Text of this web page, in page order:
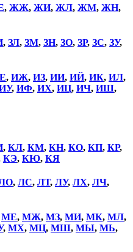
, ЖЖ, ЖИ, ЖЛ, ЖМ, ЖН,
, ЗЛ, ЗМ, ЗН, ЗО, ЗР, ЗС, ЗУ,
, ИЖ, ИЗ, ИИ, ИЙ, ИК, ИЛ,
, ИФ, ИХ, ИЦ, ИЧ, ИШ,
, КЛ, КМ, КН, КО, КП, КР,
КЭ, КЮ, КЯ
, ЛС, ЛТ, ЛУ, ЛХ, ЛЧ,
МЕ, МЖ, МЗ, МИ, МК, МЛ,
, МХ, МЦ, МШ, МЫ, МЬ,